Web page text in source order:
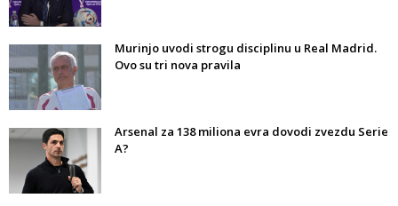
Murinjo uvodi strogu disciplinu u Real Madrid.
Ovo su tri nova pravila
Arsenal za 138 miliona evra dovodi zvezdu Serie
A?